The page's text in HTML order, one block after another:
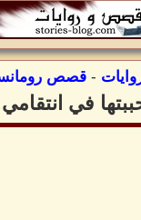
- قصص
في